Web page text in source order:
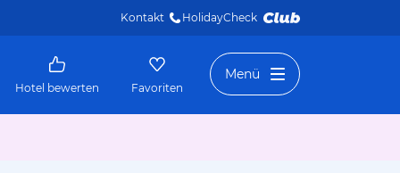
Kontakt HolidayCheck
Hotel bewerten Favoriten
Menü